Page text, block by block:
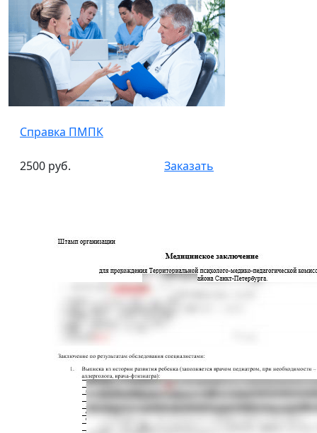
Справка ПМПК
2500 руб. Заказать